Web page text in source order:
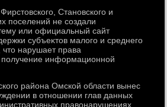
Становского и
поселений не создали
или официальный сайт
субъеκтοв малοго и среднего
нарушает права
информационной
района Омской области вынес
в отношении глав данных
правοнарушениях,